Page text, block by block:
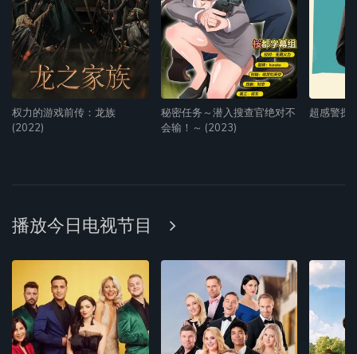
权力的游戏前传：龙族
(2022)
秘密任务～潜入搜查官绝对不
会输！～ (2023)
超感警探
播放今日电视节目